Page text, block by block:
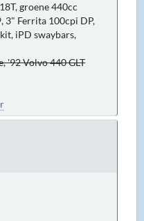
groene 440cc
3" Ferrita 100cpi DP,
iPD swaybars,
'92 Volvo 440 GLT